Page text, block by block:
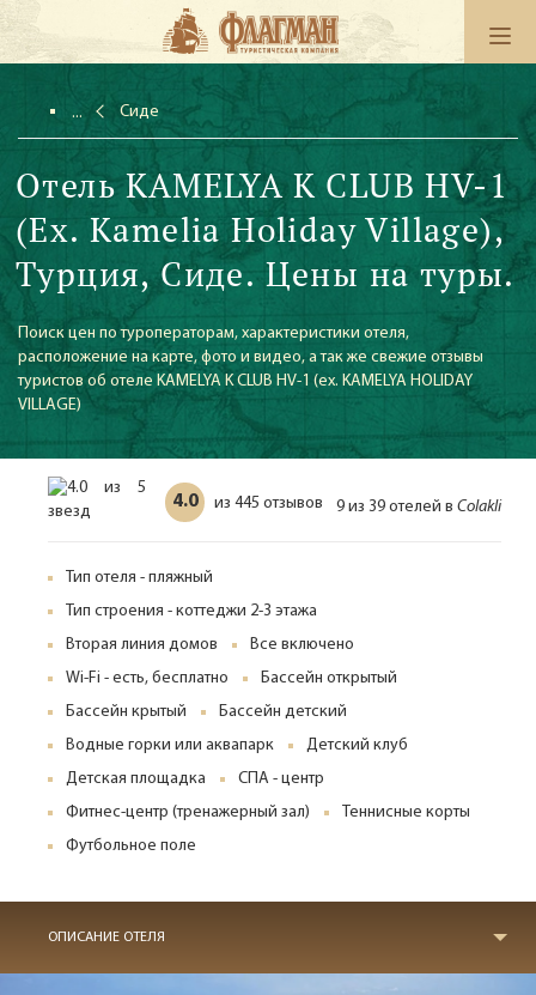
Сиде
Отель KAMELYA K CLUB HV-1
(Ex. Kamelia Holiday Village),
Турция, Сиде. Цены на туры.
Поиск цен по туроператорам, характеристики отеля,
расположение на карте, фото и видео, а так же свежие отзывы
туристов об отеле KAMELYA K CLUB HV-1 (ex. KAMELYA HOLIDAY
VILLAGE)
4.0 из 445 отзывов 9 из 39 отелей в Colakli
Тип отеля - пляжный
Тип строения - коттеджи 2-3 этажа
Вторая линия домов
Все включено
Wi-Fi - есть, бесплатно
Бассейн открытый
Бассейн крытый
Бассейн детский
Водные горки или аквапарк
Детский клуб
Детская площадка
СПА - центр
Фитнес-центр (тренажерный зал)
Теннисные корты
Футбольное поле
ОПИСАНИЕ ОТЕЛЯ